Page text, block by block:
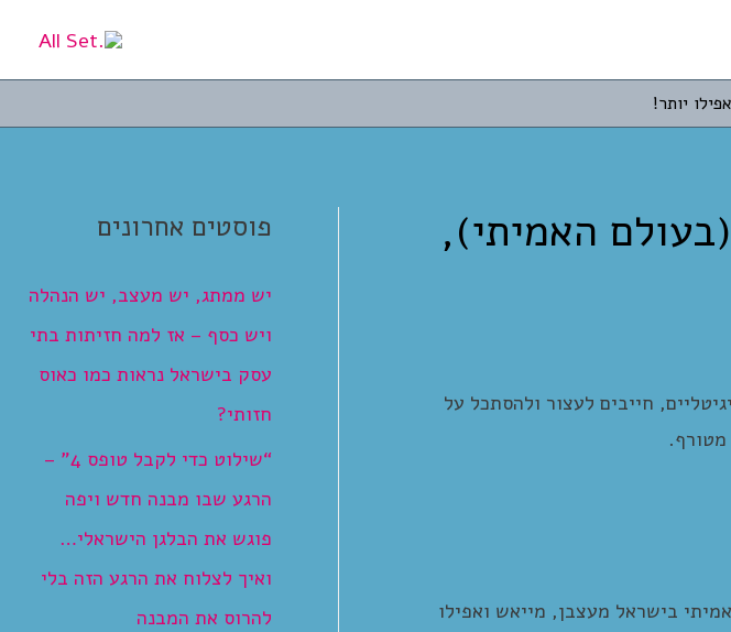
יותר!
האמיתי),
חייבים לעצור ולהסתכל על
בישראל מעצבן, מייאש ואפילו
פוסטים אחרונים
יש ממתג, יש מעצב, יש הנהלה
ויש כסף – אז למה חזיתות בתי
עסק בישראל נראות כמו כאוס
חזותי?
“שילוט כדי לקבל טופס 4” –
הרגע שבו מבנה חדש ויפה
פוגש את הבלגן הישראלי…
ואיך לצלוח את הרגע הזה בלי
להרוס את המבנה